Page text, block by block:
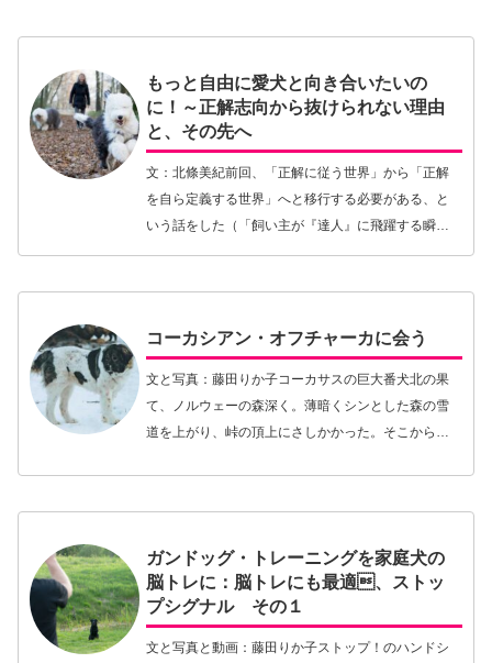
もっと自由に愛犬と向き合いたいの
に！～正解志向から抜けられない理由
と、その先へ
文：北條美紀前回、「正解に従う世界」から「正解
を自ら定義する世界」へと移行する必要がある、と
いう話をした（「飼い主が『達人』に飛躍する瞬間
～正解に従う世界から抜け出すということ」参
コーカシアン・オフチャーカに会う
文と写真：藤田りか子コーカサスの巨大番犬北の果
て、ノルウェーの森深く。薄暗くシンとした森の雪
道を上がり、峠の頂上にさしかかった。そこから森
通り過ぎる…【続きを読む】
ガンドッグ・トレーニングを家庭犬の
脳トレに：脳トレにも最適、ストッ
プシグナル その１
文と写真と動画：藤田りか子ストップ！のハンドシ